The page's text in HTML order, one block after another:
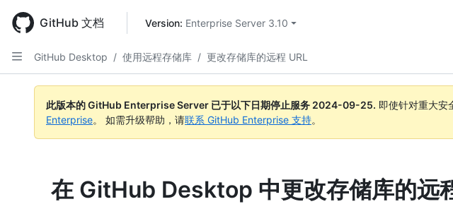
main
content
GitHub 文档 Version: Enterprise Server 3.10
GitHub Desktop / 使用远程存储库 / 更改存储库的远程 URL
此版本的 GitHub Enterprise Server 已于以下日期停止服务 2024-09-25. 即使针对重大安
Enterprise。 如需升级帮助，请联系 GitHub Enterprise 支持。
在 GitHub Desktop 中更改存储库的远